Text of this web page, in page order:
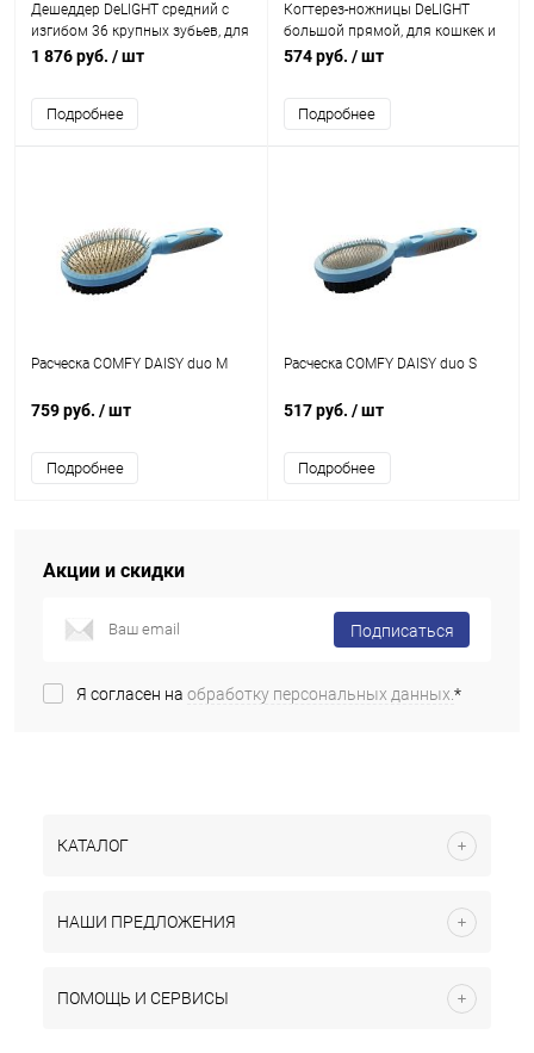
Дешеддер DeLIGHT средний с
изгибом 36 крупных зубьев, для
кошек и собак
1 876 руб. / шт
Подробнее
Когтерез-ножницы DeLIGHT
большой прямой, для кошкек и
мелк. животных
574 руб. / шт
Подробнее
Расческа COMFY DAISY duo M
759 руб. / шт
Подробнее
Расческа COMFY DAISY duo S
517 руб. / шт
Подробнее
Акции и скидки
Подписаться
Я согласен на обработку персональных данных.*
КАТАЛОГ
НАШИ ПРЕДЛОЖЕНИЯ
ПОМОЩЬ И СЕРВИСЫ